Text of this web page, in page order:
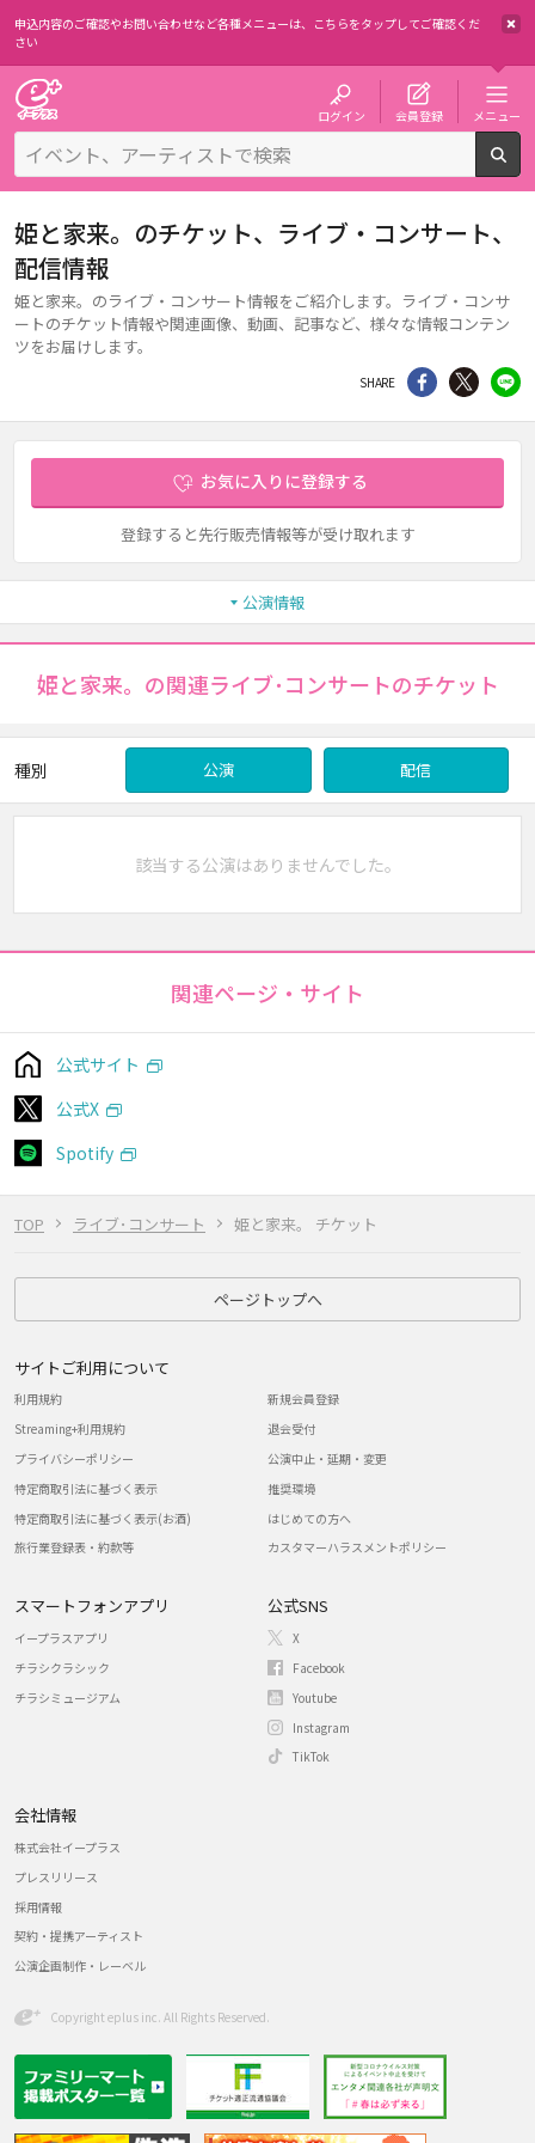
申込内容のご確認やお問い合わせなど各種メニューは、 こちらをタップしてご確認くだ
さい
ログイン 会員登録 メニュー
TOP ライブ･コンサート 姫と家来。 チケット
姫と家来。のチケット、ライブ・コンサート、
配信情報
姫と家来。のライブ・コンサート情報をご紹介します。ライブ・コンサ
ートのチケット情報や関連画像、動画、記事など、様々な情報コンテン
ツをお届けします。
SHARE シェア Twitter
お気に入りに登録する
登録すると先行販売情報等が受け取れます
公演情報
姫と家来。の関連ライブ･コンサートのチケット
種別 公演 配信
該当する公演はありませんでした。
関連ページ・サイト
公式サイト
公式X
Spotify
ページトップへ
サイトご利用について
利用規約
Streaming+利用規約
プライバシーポリシー
特定商取引法に基づく表示
特定商取引法に基づく表示(お酒)
旅行業登録表・約款等
新規会員登録
退会受付
公演中止・延期・変更
推奨環境
はじめての方へ
カスタマーハラスメントポリシー
スマートフォンアプリ
イープラスアプリ
チラシクラシック
チラシミュージアム
公式SNS
X
Facebook
Youtube
Instagram
TikTok
会社情報
株式会社イープラス
プレスリリース
採用情報
契約・提携アーティスト
公演企画制作・レーベル
Copyright eplus inc. All Rights Reserved.